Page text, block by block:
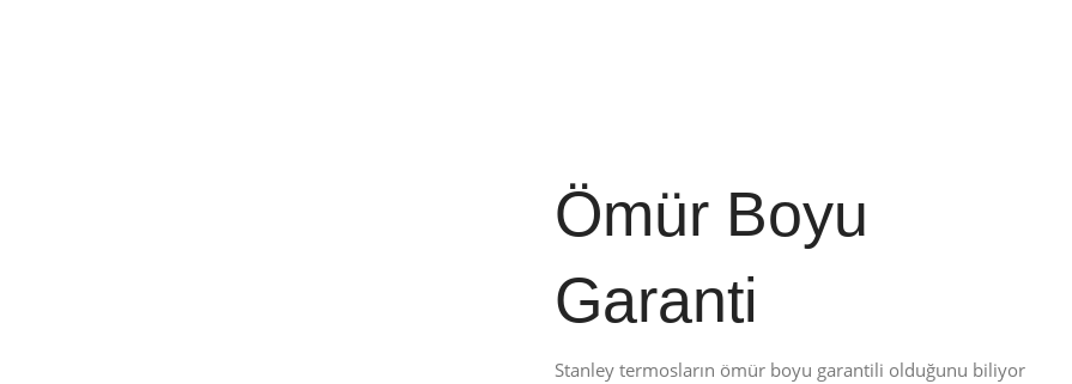
Ömür Boyu
Garanti
Stanley termosların ömür boyu garantili olduğunu biliyor